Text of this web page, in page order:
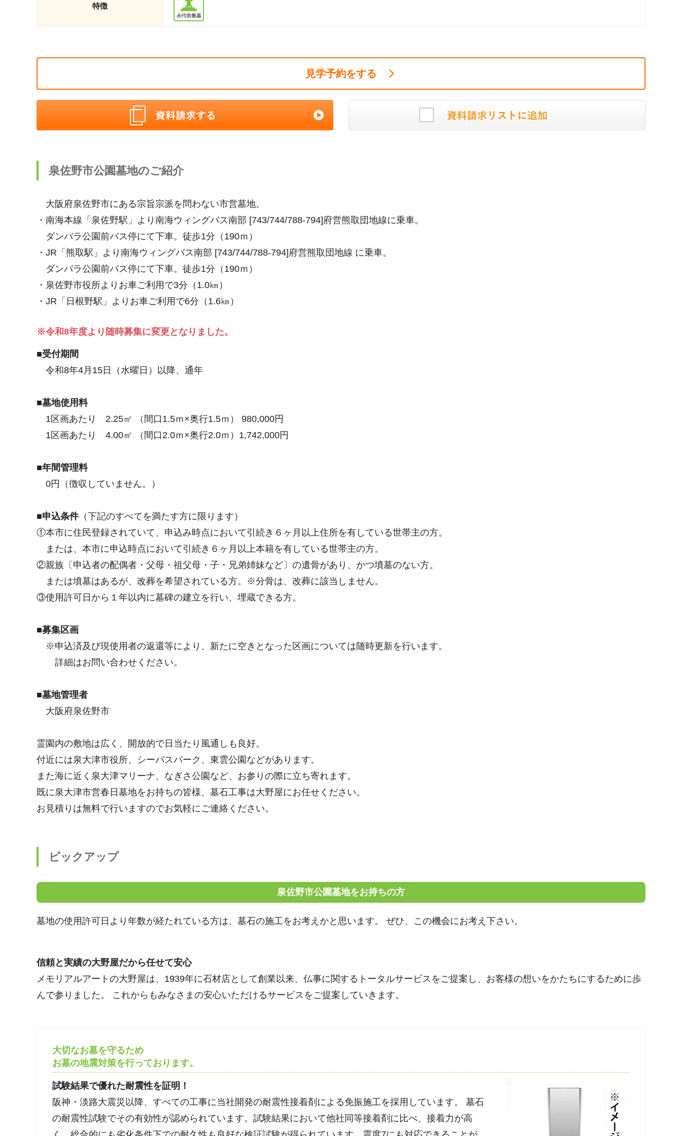
特徴
見学予約をする
泉佐野市公園墓地のご紹介
大阪府泉佐野市にある宗旨宗派を問わない市営墓地。
・南海本線「泉佐野駅」より南海ウィングバス南部 [743/744/788-794]府営熊取団地線に乗車。
ダンバラ公園前バス停にて下車。徒歩1分（190ｍ）
・JR「熊取駅」より南海ウィングバス南部 [743/744/788-794]府営熊取団地線 に乗車。
ダンバラ公園前バス停にて下車。徒歩1分（190ｍ）
・泉佐野市役所よりお車ご利用で3分（1.0㎞）
・JR「日根野駅」よりお車ご利用で6分（1.6㎞）
※令和8年度より随時募集に変更となりました。
■受付期間
令和8年4月15日（水曜日）以降、通年
■墓地使用料
1区画あたり 2.25㎡ （間口1.5ｍ×奥行1.5ｍ） 980,000円
1区画あたり 4.00㎡ （間口2.0ｍ×奥行2.0ｍ）1,742,000円
■年間管理料
0円（徴収していません。）
■申込条件（下記のすべてを満たす方に限ります）
①本市に住民登録されていて、申込み時点において引続き６ヶ月以上住所を有している世帯主の方。
または、本市に申込時点において引続き６ヶ月以上本籍を有している世帯主の方。
②親族〔申込者の配偶者・父母・祖父母・子・兄弟姉妹など〕の遺骨があり、かつ墳墓のない方。
または墳墓はあるが、改葬を希望されている方。※分骨は、改葬に該当しません。
③使用許可日から１年以内に墓碑の建立を行い、埋蔵できる方。
■募集区画
※申込済及び現使用者の返還等により、新たに空きとなった区画については随時更新を行います。
詳細はお問い合わせください。
■墓地管理者
大阪府泉佐野市
霊園内の敷地は広く、開放的で日当たり風通しも良好。
付近には泉大津市役所、シーパスパーク、東雲公園などがあります。
また海に近く泉大津マリーナ、なぎさ公園など、お参りの際に立ち寄れます。
既に泉大津市営春日墓地をお持ちの皆様、墓石工事は大野屋にお任せください。
お見積りは無料で行いますのでお気軽にご連絡ください。
ピックアップ
泉佐野市公園墓地をお持ちの方
墓地の使用許可日より年数が経たれている方は、墓石の施工をお考えかと思います。 ぜひ、この機会にお考え下さい。
信頼と実績の大野屋だから任せて安心
メモリアルアートの大野屋は、1939年に石材店として創業以来、仏事に関するトータルサービスをご提案し、お客様の想いをかたちにするために歩
んで参りました。 これからもみなさまの安心いただけるサービスをご提案していきます。
大切なお墓を守るため
お墓の地震対策を行っております。
試験結果で優れた耐震性を証明！
阪神・淡路大震災以降、すべての工事に当社開発の耐震性接着剤による免振施工を採用しています。 墓石
の耐震性試験でその有効性が認められています。試験結果において他社同等接着剤に比べ、接着力が高